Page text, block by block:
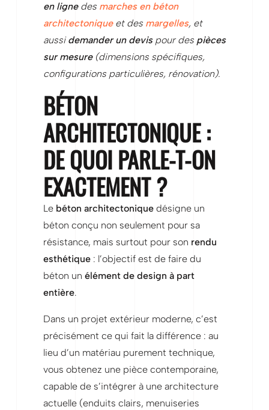
en lignedes marches en béton
architectoniqueet des margelles, et
aussidemander un devispour des pièces
sur mesure(dimensions spécifiques,
configurations particulières, rénovation).
BÉTON
ARCHITECTONIQUE :
DE QUOI PARLE-T-ON
EXACTEMENT ?
Le béton architectoniquedésigne un
béton conçu non seulement pour sa
résistance, mais surtout pour son rendu
esthétique: l’objectif est de faire du
béton un élément de design à part
entière.
Dans un projet extérieur moderne, c’est
précisément ce qui fait la différence : au
lieu d’un matériau purement technique,
vous obtenez une pièce contemporaine,
capable de s’intégrer à une architecture
actuelle (enduits clairs, menuiseries